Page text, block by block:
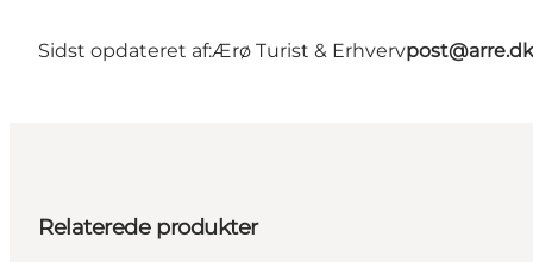
Sidst opdateret af:Ærø Turist & Erhvervpost@arre.dk
Relaterede produkter